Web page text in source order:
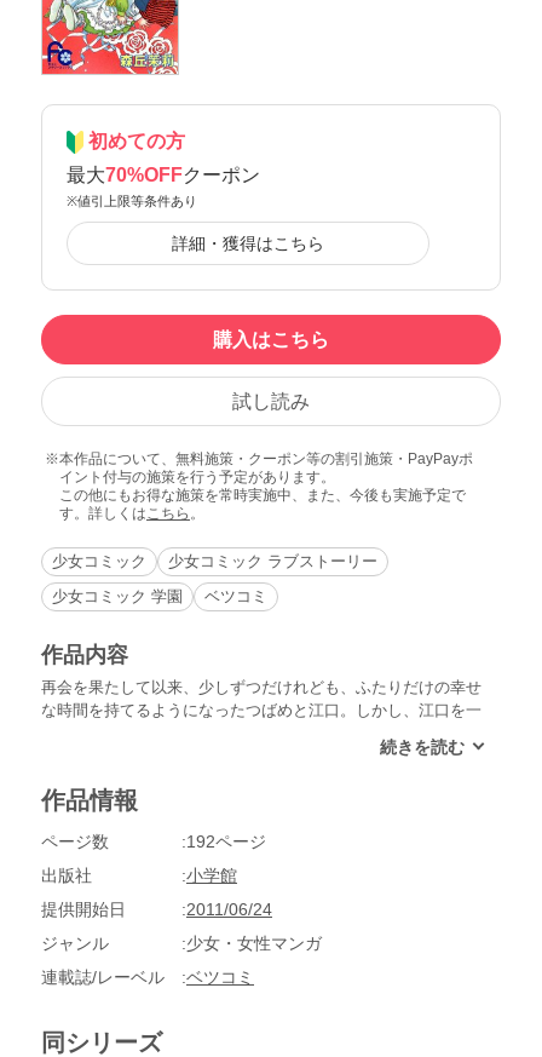
初めての方
最大70%OFFクーポン
※値引上限等条件あり
詳細・獲得はこちら
購入はこちら
試し読み
本作品について、無料施策・クーポン等の割引施策・PayPayポ
イント付与の施策を行う予定があります。
この他にもお得な施策を常時実施中、また、今後も実施予定で
す。詳しくはこちら 。
少女コミック
少女コミック ラブストーリー
少女コミック 学園
ベツコミ
作品内容
再会を果たして以来、少しずつだけれども、ふたりだけの幸せ
な時間を持てるようになったつばめと江口。しかし、江口を一
「つばめと間違えられて襲われたふり」をしますが…!?
作品情報
ページ数
192ページ
出版社
小学館
提供開始日
2011/06/24
ジャンル
少女・女性マンガ
連載誌/レーベル
ベツコミ
同シリーズ